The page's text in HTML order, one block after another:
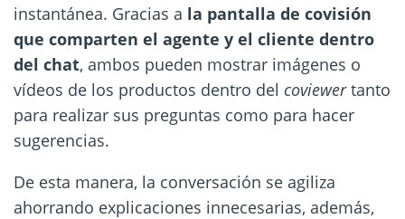
instantánea. Gracias a la pantalla de covisión
que comparten el agente y el cliente dentro
del chat, ambos pueden mostrar imágenes o
vídeos de los productos dentro del coviewertanto
para realizar sus preguntas como para hacer
sugerencias.
De esta manera, la conversación se agiliza
ahorrando explicaciones innecesarias, además,